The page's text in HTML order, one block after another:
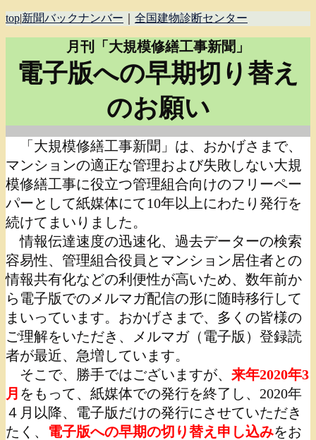
top|新聞バックナンバー 全国建物診断センター
月刊「大規模修繕工事新聞」
電子版への早期切り替え
のお願い
「大規模修繕工事新聞」は、おかげさまで、
マンションの適正な管理および失敗しない大規
模修繕工事に役立つ管理組合向けのフリーペー
パーとして紙媒体にて10年以上にわたり発行を
続けてまいりました。
情報伝達速度の迅速化、過去データーの検索
容易性、管理組合役員とマンション居住者との
情報共有化などの利便性が高いため、数年前か
ら電子版でのメルマガ配信の形に随時移行して
まいっています。おかげさまで、多くの皆様の
ご理解をいただき、メルマガ（電子版）登録読
者が最近、急増しています。
そこで、勝手ではございますが、 来年2020年3
月 をもって、紙媒体での発行を終了し、2020年
４月以降、電子版だけの発行にさせていただき
たく、 電子版への早期の切り替え申し込みをお